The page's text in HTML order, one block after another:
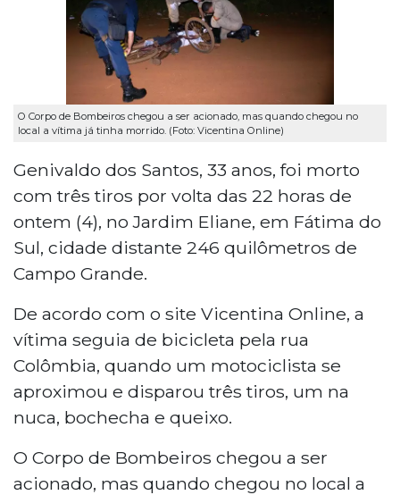
O Corpo de Bombeiros chegou a ser acionado, mas quando chegou no
local a vítima já tinha morrido. (Foto: Vicentina Online)
Genivaldo dos Santos, 33 anos, foi morto
com três tiros por volta das 22 horas de
ontem (4), no Jardim Eliane, em Fátima do
Sul, cidade distante 246 quilômetros de
Campo Grande.
De acordo com o site Vicentina Online, a
vítima seguia de bicicleta pela rua
Colômbia, quando um motociclista se
aproximou e disparou três tiros, um na
nuca, bochecha e queixo.
O Corpo de Bombeiros chegou a ser
acionado, mas quando chegou no local a